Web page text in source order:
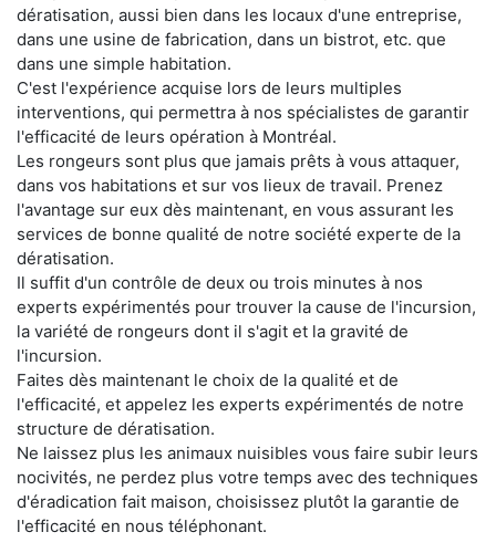
dératisation, aussi bien dans les locaux d'une entreprise,
dans une usine de fabrication, dans un bistrot, etc. que
dans une simple habitation.
C'est l'expérience acquise lors de leurs multiples
interventions, qui permettra à nos spécialistes de garantir
l'efficacité de leurs opération à Montréal.
Les rongeurs sont plus que jamais prêts à vous attaquer,
dans vos habitations et sur vos lieux de travail. Prenez
l'avantage sur eux dès maintenant, en vous assurant les
services de bonne qualité de notre société experte de la
dératisation.
Il suffit d'un contrôle de deux ou trois minutes à nos
experts expérimentés pour trouver la cause de l'incursion,
la variété de rongeurs dont il s'agit et la gravité de
l'incursion.
Faites dès maintenant le choix de la qualité et de
l'efficacité, et appelez les experts expérimentés de notre
structure de dératisation.
Ne laissez plus les animaux nuisibles vous faire subir leurs
nocivités, ne perdez plus votre temps avec des techniques
d'éradication fait maison, choisissez plutôt la garantie de
l'efficacité en nous téléphonant.